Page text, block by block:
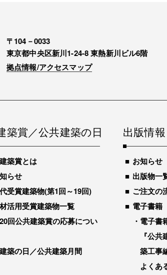
〒104－0033
東京都中央区新川1-24-8 東熱新川ビル6階
拠点情報/アクセスマップ
築賞／公共建築の日
築賞とは
らせ
受賞建築物(第1回～19回)
活用受賞建築物一覧
回公共建築賞の応募につい
築の日／公共建築月間
出版情報
お知らせ
出版物一
ご注文の
電子書籍
電子書
『公
築工事
よくあ